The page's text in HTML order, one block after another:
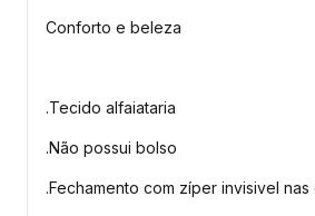
Conforto e beleza
.Tecido alfaiataria
.Não possui bolso
.Fechamento com zíper invisivel nas